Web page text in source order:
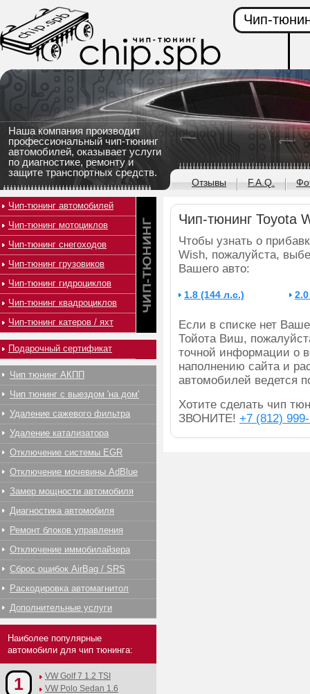
Наша компания производит
профессиональный чип-тюнинг
автомобилей, оказывает услуги
по диагностике, ремонту и
защите транспортных средств.
Чип-
Отзывы F.A.Q.
Чип-тюнинг Toyota
Чтобы узнать о
Wish, пожалуйста,
Вашего авто:
1.8 (144 л.с.)
Если в списке нет
Тойота Виш,
точной информации о
наполнению сайта и
автомобилей ведется
Хотите сделать чип
ЗВОНИТЕ! +7 (812)
Чип-тюнинг автомобилей
Чип-тюнинг мотоциклов
Чип-тюнинг снегоходов
Чип-тюнинг грузовиков
Чип-тюнинг гидроциклов
Чип-тюнинг квадроциклов
Чип-тюнинг катеров / яхт
Подарочный сертификат
Чип тюнинг АКПП
Чип тюнинг с выездом 'на дом'
Удаление сажевого фильтра
Удаление катализатора
Отключение системы EGR
Отключение мочевины AdBlue
Замер мощности автомобиля
Диагностика автомобиля
Ремонт блоков управления
Отключение иммобилайзера
Сброс ошибок AirBag / SRS
Раскодировка автомагнитол
Дополнительные услуги
Наиболее популярные
автомобили для чип тюнинга:
1
VW Golf 7 1.2 TSI
VW Polo Sedan 1.6